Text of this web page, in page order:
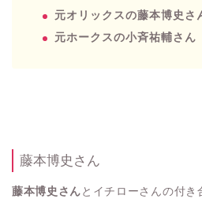
元オリックスの藤本博史さ
元ホークスの小斉祐輔さん
藤本博史さん
藤本博史さん とイチローさんの付き